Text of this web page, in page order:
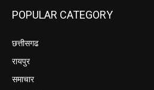
POPULAR CATEGORY
छत्तीसगढ
रायपुर
समाचार